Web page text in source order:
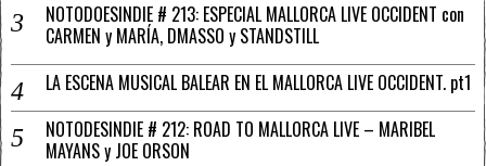
NOTODOESINDIE # 213: ESPECIAL MALLORCA LIVE OCCIDENT con
CARMEN y MARÍA, DMASSO y STANDSTILL
LA ESCENA MUSICAL BALEAR EN EL MALLORCA LIVE OCCIDENT. pt1
NOTODESINDIE # 212: ROAD TO MALLORCA LIVE – MARIBEL
MAYANS y JOE ORSON